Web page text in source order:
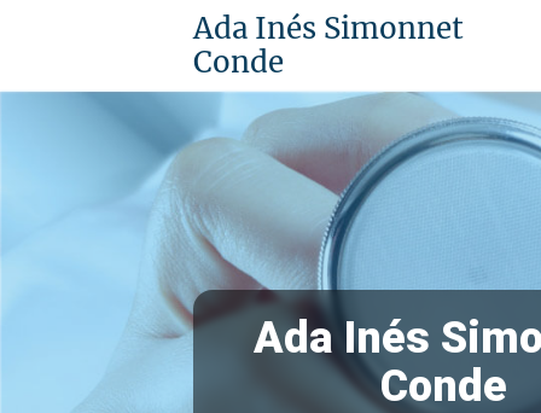
Ada Inés Simonnet
Conde
Ada Inés
Conde